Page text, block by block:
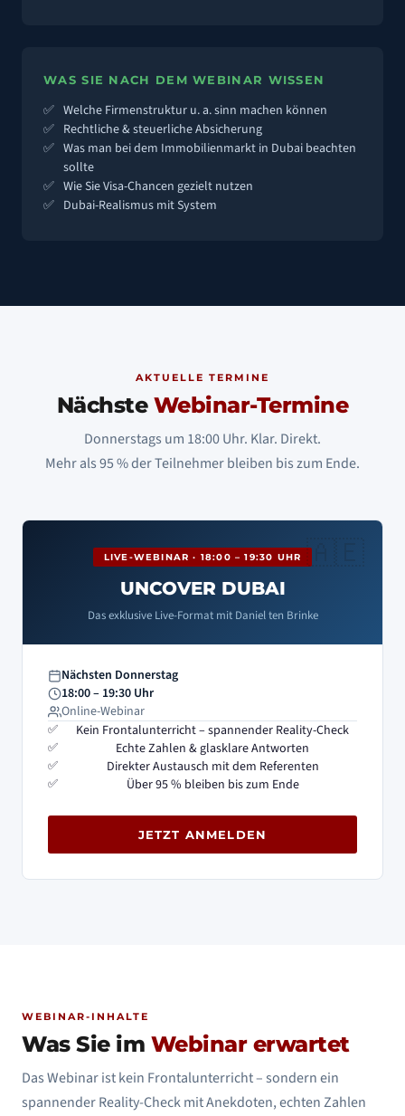
WAS SIE NACH DEM WEBINAR WISSEN
Welche Firmenstruktur u. a. sinn machen können
Rechtliche & steuerliche Absicherung
Was man bei dem Immobilienmarkt in Dubai beachten
sollte
Wie Sie Visa-Chancen gezielt nutzen
Dubai-Realismus mit System
AKTUELLE TERMINE
Nächste Webinar-Termine
Donnerstags um 18:00 Uhr. Klar. Direkt.
Mehr als 95 % der Teilnehmer bleiben bis zum Ende.
LIVE-WEBINAR · 18:00 – 19:30 UHR
UNCOVER DUBAI
Das exklusive Live-Format mit Daniel ten Brinke
Nächsten Donnerstag
18:00 – 19:30 Uhr
Online-Webinar
Kein Frontalunterricht – spannender Reality-Check
Echte Zahlen & glasklare Antworten
Direkter Austausch mit dem Referenten
Über 95 % bleiben bis zum Ende
JETZT ANMELDEN
WEBINAR-INHALTE
Was Sie im Webinar erwartet
Das Webinar ist kein Frontalunterricht – sondern ein
spannender Reality-Check mit Anekdoten, echten Zahlen